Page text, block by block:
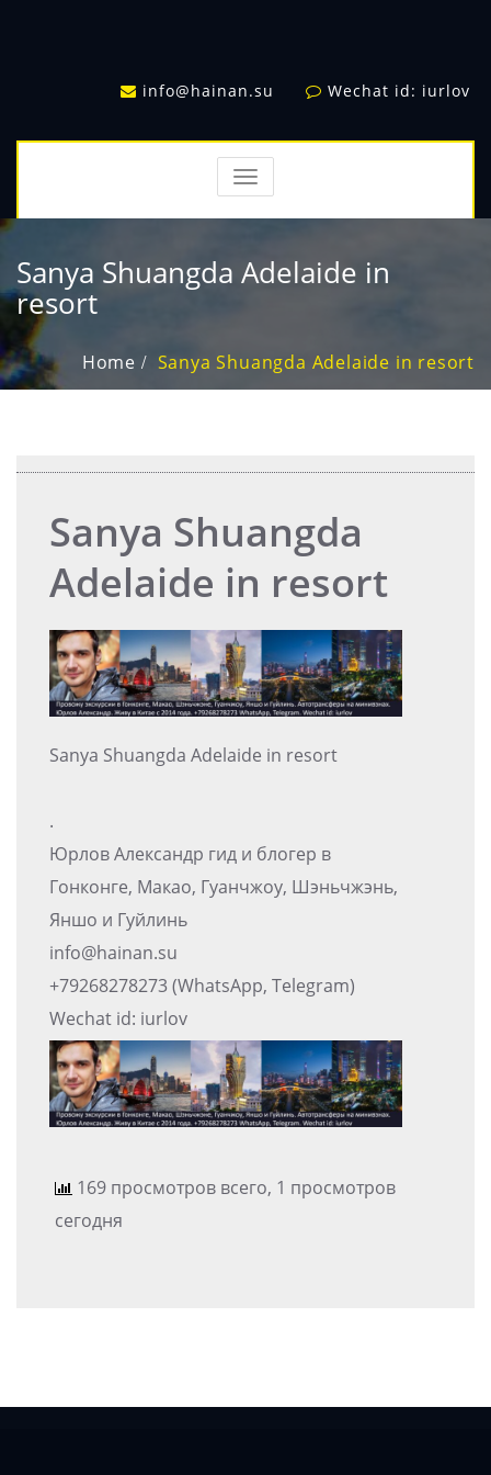
info@hainan.su Wechat id: iurlov
TOGGLE
NAVIGATION
Sanya Shuangda Adelaide in
resort
Home Sanya Shuangda Adelaide in resort
Sanya Shuangda
Adelaide in resort
Sanya Shuangda Adelaide in resort
.
Юрлов Александр гид и блогер в
Гонконге, Макао, Гуанчжоу, Шэньчжэнь,
Яншо и Гуйлинь
info@hainan.su
+79268278273 (WhatsApp, Telegram)
Wechat id: iurlov
169 просмотров всего, 1 просмотров
сегодня